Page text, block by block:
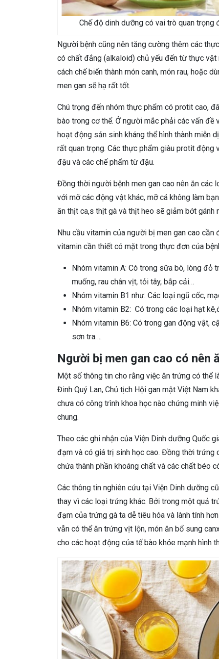
Chế độ dinh dưỡng có vai trò quan
Người bệnh cũng nên tăng cường thêm các
có chất đắng (alkaloid) chủ yếu đến từ thực vật
cách chế biến thành món canh, món rau, hoặc
men gan sẽ hạ rất tốt.
Chú trọng đến nhóm thực phẩm có protit cao,
bào trong cơ thể. Ở người mắc phải các vấn đề
hoạt động sản sinh kháng thể hình thành miễn
rất quan trọng. Các thực phẩm giàu protit động
đậu và các chế phẩm từ đậu.
Đồng thời người bệnh men gan cao nên ăn các
với mỡ các động vật khác, mỡ cá không làm
ăn thịt ca,s thịt gà và thịt heo sẽ giảm bớt gánh
Nhu cầu vitamin của người bị men gan cao
vitamin cần thiết có mặt trong thực đơn của
Nhóm vitamin A: Có trong sữa bò, lòng đỏ
muống, rau chân vịt, tỏi tây, bắp cải…
Nhóm vitamin B1 như: Các loại ngũ cốc,
Nhóm vitamin B2: Có trong các loại hạt
Nhóm vitamin B6: Có trong gan động vật,
sơn tra….
Người bị men gan cao có nên
Một số thông tin cho rằng việc ăn trứng có thể
Đinh Quý Lan, Chủ tịch Hội gan mật Việt Nam
chưa có công trình khoa học nào chứng minh
chung.
Theo các ghi nhận của Viện Dinh dưỡng Quốc
đạm và có giá trị sinh học cao. Đồng thời trứng
chứa thành phần khoáng chất và các chất béo
Các thông tin nghiên cứu tại Viện Dinh dưỡng
thay vì các loại trứng khác. Bởi trong một quả
đạm của trứng gà ta dễ tiêu hóa và lành tính
vẫn có thể ăn trứng vịt lộn, món ăn bổ sung
cho các hoạt động của tế bào khỏe mạnh hình